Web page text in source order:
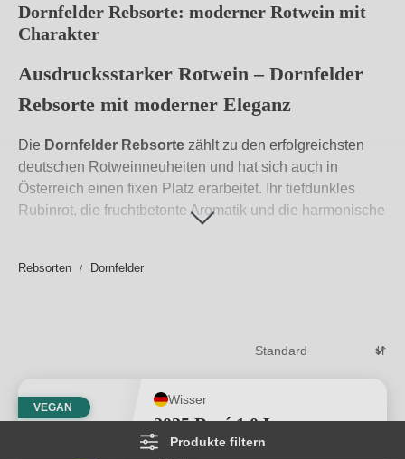
Dornfelder Rebsorte: moderner Rotwein mit
Charakter
Ausdrucksstarker Rotwein – Dornfelder
Rebsorte mit moderner Eleganz
Die Dornfelder Rebsorte zählt zu den erfolgreichsten
deutschen Rotweinneuheiten und hat sich auch in
Österreich einen fixen Platz erarbeitet. Ihr tiefdunkles
Rubinrot, die fruchtbetonte Aromatik und die harmonische
WeinliebhaberDornfelder Wein
Rebsorten Dornfelder
Produkte filtern
VEGAN
Wisser
2025 Rosé 1,0 L
Kriterien.